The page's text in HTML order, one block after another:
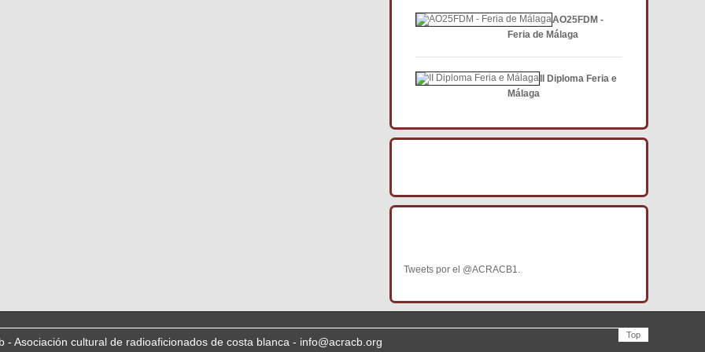
AO25FDM -
Feria de Málaga
II Diploma Feria e
Málaga
Tweets por el @ACRACB1.
Top
- Asociación cultural de radioaficionados de costa blanca - info@acracb.org